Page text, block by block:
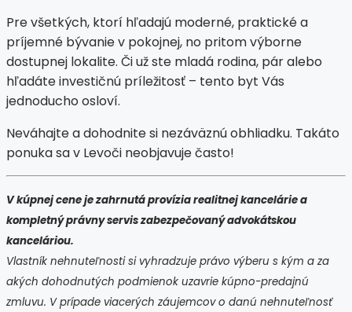
Pre všetkých, ktorí hľadajú moderné, praktické a
príjemné bývanie v pokojnej, no pritom výborne
dostupnej lokalite. Či už ste mladá rodina, pár alebo
hľadáte investičnú príležitosť – tento byt Vás
jednoducho osloví.
Neváhajte a dohodnite si nezáväznú obhliadku. Takáto
ponuka sa v Levoči neobjavuje často!
V kúpnej cene je zahrnutá provízia realitnej kancelárie a
kompletný právny servis zabezpečovaný advokátskou
kanceláriou.
Vlastník nehnuteľnosti si vyhradzuje právo výberu s kým a za
akých dohodnutých podmienok uzavrie kúpno-predajnú
zmluvu. V prípade viacerých záujemcov o danú nehnuteľnosť